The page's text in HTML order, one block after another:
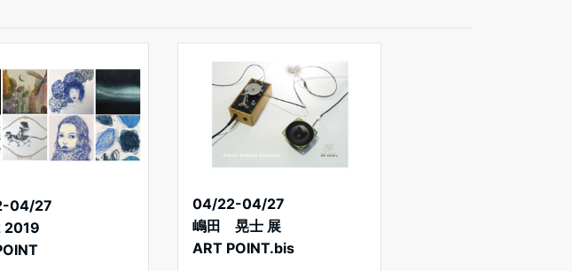
04/27
2019
04/22-04/27
嶋田 晃士 展
ART POINT.bis